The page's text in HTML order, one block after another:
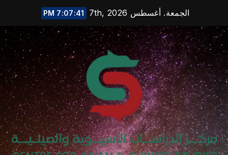
content
الجمعة. أغسطس 7th, 2026 7:07:42 PM